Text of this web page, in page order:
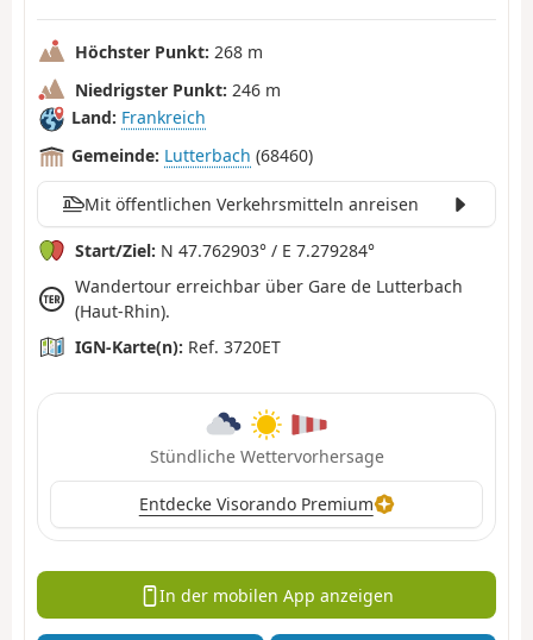
Höchster Punkt: 268 m
Niedrigster Punkt: 246 m
Land: Frankreich
Gemeinde: Lutterbach (68460)
Mit öffentlichen Verkehrsmitteln anreisen
Start/Ziel: N 47.762903° / E 7.279284°
Wandertour erreichbar über Gare de Lutterbach
(Haut-Rhin).
IGN-Karte(n): Ref. 3720ET
Stündliche Wettervorhersage
Entdecke Visorando Premium
In der mobilen App anzeigen